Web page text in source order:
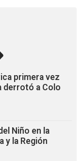
primera vez
derrotó a Colo
Niño en la
y la Región